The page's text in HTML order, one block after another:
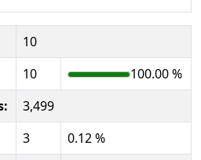
10
10
100.00 %
3,499
3
0.12 %